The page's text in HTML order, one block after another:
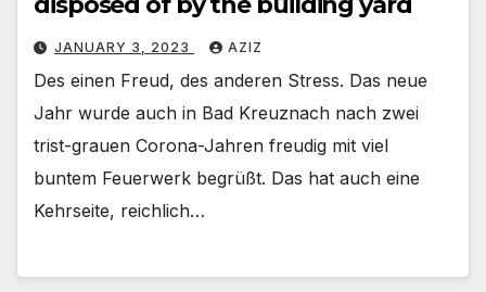
JANUARY 3, 2023 AZIZ
Des einen Freud, des anderen Stress. Das neue
Jahr wurde auch in Bad Kreuznach nach zwei
trist-grauen Corona-Jahren freudig mit viel
buntem Feuerwerk begrüßt. Das hat auch eine
Kehrseite, reichlich…